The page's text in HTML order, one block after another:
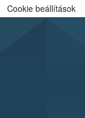
Cookie beállítások